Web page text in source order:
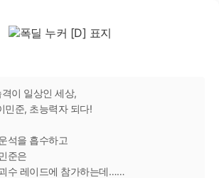
이 일상인 세상,
민준, 초능력자 되다!
석을 흡수하고
준은
수 레이드에 참가하는데……